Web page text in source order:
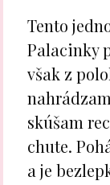
Tento
Palacinky
však z
skúšam
chute.
a je